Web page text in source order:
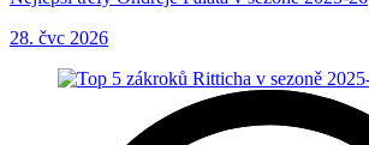
28. čvc 2026